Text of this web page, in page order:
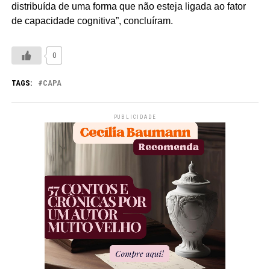
distribuída de uma forma que não esteja ligada ao fator
de capacidade cognitiva”, concluíram.
0
TAGS: CAPA
PUBLICIDADE